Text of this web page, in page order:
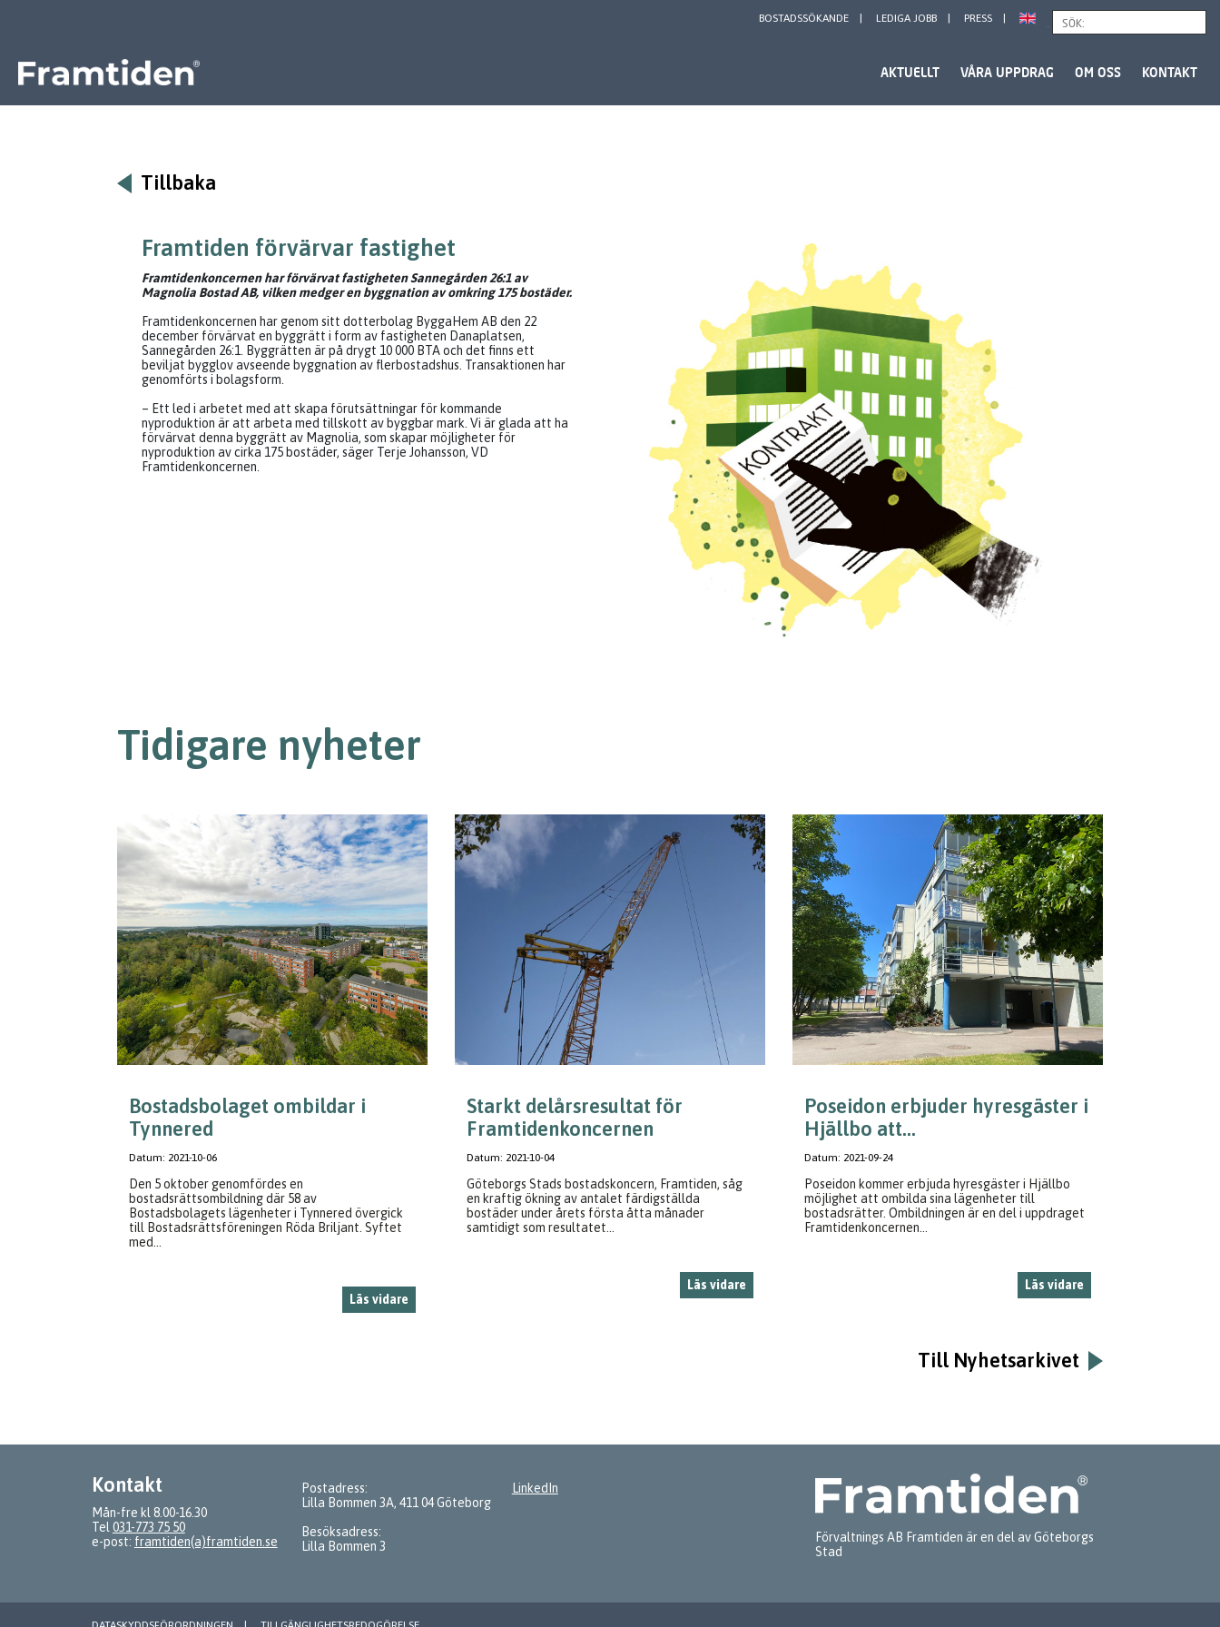
BOSTADSSÖKANDE LEDIGA JOBB PRESS
AKTUELLT VÅRA UPPDRAG OM OSS KONTAKT
Tillbaka
Framtiden förvärvar fastighet
Framtidenkoncernen har förvärvat fastigheten Sannegården 26:1 av
Magnolia Bostad AB, vilken medger en byggnation av omkring 175 bostäder.
Framtidenkoncernen har genom sitt dotterbolag ByggaHem AB den 22
december förvärvat en byggrätt i form av fastigheten Danaplatsen,
Sannegården 26:1. Byggrätten är på drygt 10 000 BTA och det finns ett
beviljat bygglov avseende byggnation av flerbostadshus. Transaktionen har
genomförts i bolagsform.
– Ett led i arbetet med att skapa förutsättningar för kommande
nyproduktion är att arbeta med tillskott av byggbar mark. Vi är glada att ha
förvärvat denna byggrätt av Magnolia, som skapar möjligheter för
nyproduktion av cirka 175 bostäder, säger Terje Johansson, VD
Framtidenkoncernen.
Tidigare nyheter
Bostadsbolaget ombildar i
Tynnered
Datum: 2021-10-06
Den 5 oktober genomfördes en
bostadsrättsombildning där 58 av
Bostadsbolagets lägenheter i Tynnered övergick
till Bostadsrättsföreningen Röda Briljant. Syftet
med...
Läs vidare
Starkt delårsresultat för
Framtidenkoncernen
Datum: 2021-10-04
Göteborgs Stads bostadskoncern, Framtiden, såg
en kraftig ökning av antalet färdigställda
bostäder under årets första åtta månader
samtidigt som resultatet...
Läs vidare
Poseidon erbjuder hyresgäster i
Hjällbo att...
Datum: 2021-09-24
Poseidon kommer erbjuda hyresgäster i Hjällbo
möjlighet att ombilda sina lägenheter till
bostadsrätter. Ombildningen är en del i uppdraget
Framtidenkoncernen...
Läs vidare
Till Nyhetsarkivet
Kontakt
Mån-fre kl 8.00-16.30
Tel 031-773 75 50
e-post: framtiden(a)framtiden.se
Postadress:
Lilla Bommen 3A, 411 04 Göteborg
Besöksadress:
Lilla Bommen 3
LinkedIn
Förvaltnings AB Framtiden är en del av Göteborgs
Stad